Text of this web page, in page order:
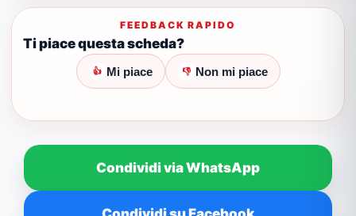
FEEDBACK RAPIDO
Ti piace questa scheda?
👍 Mi piace 👎 Non mi piace
Condividi via WhatsApp